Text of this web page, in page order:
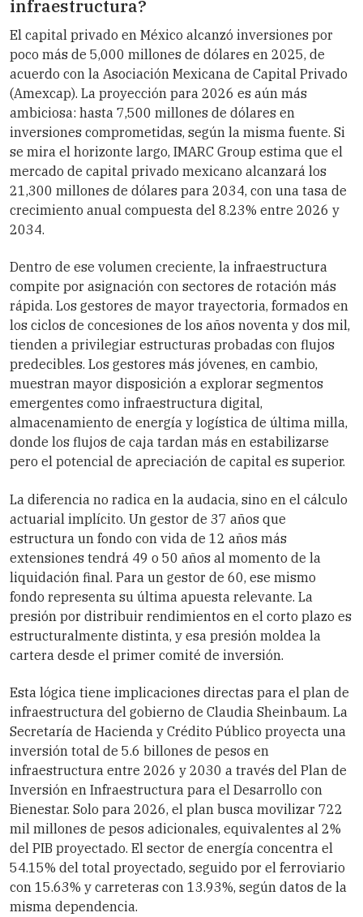
infraestructura?
El capital privado en México alcanzó inversiones por
poco más de 5,000 millones de dólares en 2025, de
acuerdo con la Asociación Mexicana de Capital Privado
(Amexcap). La proyección para 2026 es aún más
ambiciosa: hasta 7,500 millones de dólares en
inversiones comprometidas, según la misma fuente. Si
se mira el horizonte largo, IMARC Group estima que el
mercado de capital privado mexicano alcanzará los
21,300 millones de dólares para 2034, con una tasa de
crecimiento anual compuesta del 8.23% entre 2026 y
2034.
Dentro de ese volumen creciente, la infraestructura
compite por asignación con sectores de rotación más
rápida. Los gestores de mayor trayectoria, formados en
los ciclos de concesiones de los años noventa y dos mil,
tienden a privilegiar estructuras probadas con flujos
predecibles. Los gestores más jóvenes, en cambio,
muestran mayor disposición a explorar segmentos
emergentes como infraestructura digital,
almacenamiento de energía y logística de última milla,
donde los flujos de caja tardan más en estabilizarse
pero el potencial de apreciación de capital es superior.
La diferencia no radica en la audacia, sino en el cálculo
actuarial implícito. Un gestor de 37 años que
estructura un fondo con vida de 12 años más
extensiones tendrá 49 o 50 años al momento de la
liquidación final. Para un gestor de 60, ese mismo
fondo representa su última apuesta relevante. La
presión por distribuir rendimientos en el corto plazo es
estructuralmente distinta, y esa presión moldea la
cartera desde el primer comité de inversión.
Esta lógica tiene implicaciones directas para el plan de
infraestructura del gobierno de Claudia Sheinbaum. La
Secretaría de Hacienda y Crédito Público proyecta una
inversión total de 5.6 billones de pesos en
infraestructura entre 2026 y 2030 a través del Plan de
Inversión en Infraestructura para el Desarrollo con
Bienestar. Solo para 2026, el plan busca movilizar 722
mil millones de pesos adicionales, equivalentes al 2%
del PIB proyectado. El sector de energía concentra el
54.15% del total proyectado, seguido por el ferroviario
con 15.63% y carreteras con 13.93%, según datos de la
misma dependencia.